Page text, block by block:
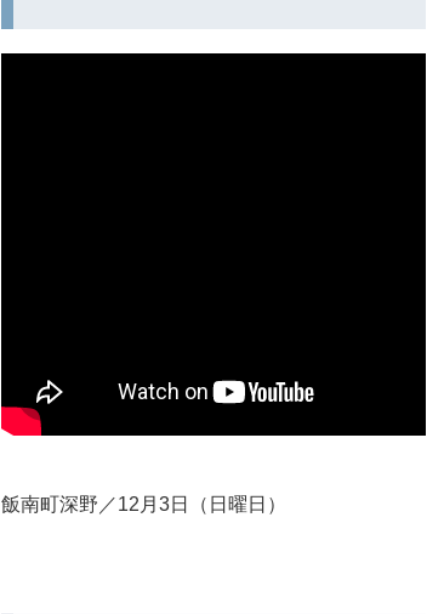
飯南町深野／12月3日（日曜日）